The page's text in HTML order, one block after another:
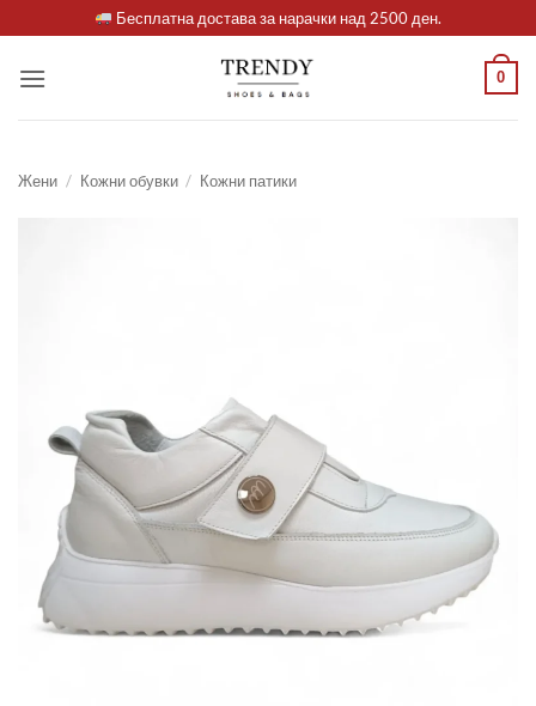
to
content
Бесплатна достава за нарачки над 2500 ден.
0
Жени / Кожни обувки / Кожни патики